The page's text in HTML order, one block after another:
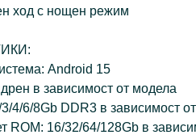
ход с нощен режим
Android 15
в зависимост от модела
4/6/8Gb DDR3 в зависимост
ROM: 16/32/64/128Gb в